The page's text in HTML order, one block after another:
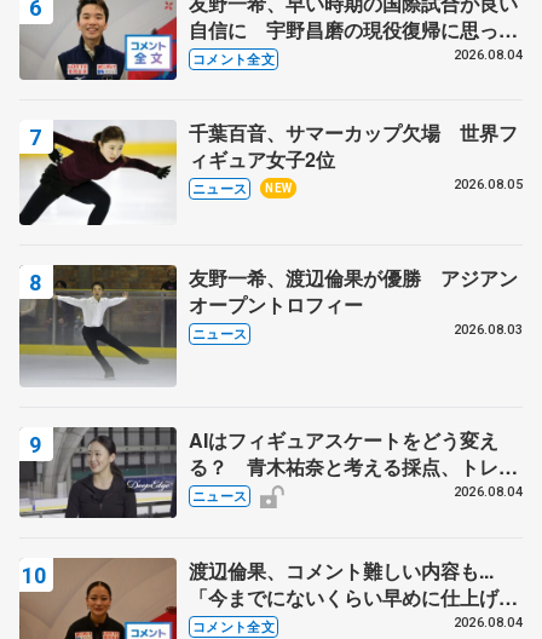
自信に 宇野昌磨の現役復帰に思って
いること 【アジアンオープントロフ
コメント全文 2026.08.04
千葉百音、サマーカップ欠場 世界フ
ィギュア女子2位
ニュース NEW 2026.08.05
友野一希、渡辺倫果が優勝 アジアン
オープントロフィー
ニュース 2026.08.03
AIはフィギュアスケートをどう変え
る？ 青木祐奈と考える採点、トレー
ニングの未来
ニュース 2026.08.04
渡辺倫果、コメント難しい内容も...
「今までにないくらい早めに仕上げら
れている」 【アジアンオープントロ
コメント全文 2026.08.04